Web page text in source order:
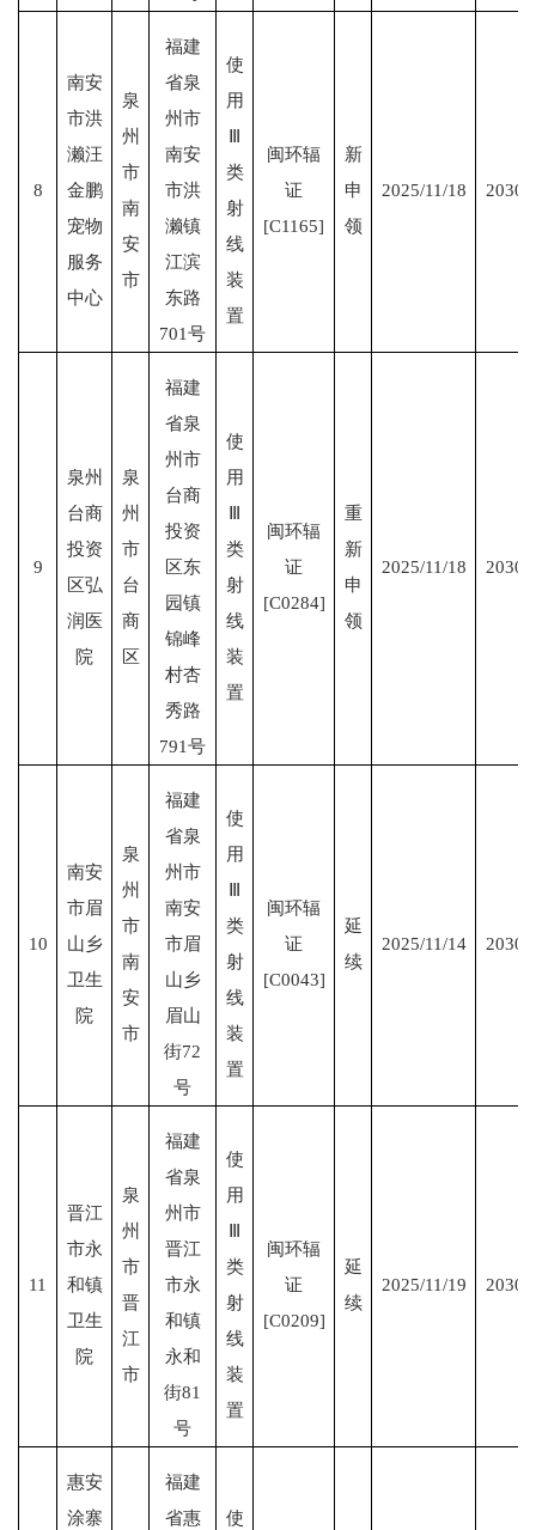
8
南安
市洪
濑汪
金鹏
宠物
服务
中心
泉
州
市
南
安
市
福建
省泉
州市
南安
市洪
濑镇
江滨
东路
701号
使
用
Ⅲ
类
射
线
装
置
闽环辐
证
[C1165]
新
申
领
2025/11/18 2030/
9
泉州
台商
投资
区弘
润医
院
泉
州
市
台
商
区
福建
省泉
州市
台商
投资
区东
园镇
锦峰
村杏
秀路
791号
使
用
Ⅲ
类
射
线
装
置
闽环辐
证
[C0284]
重
新
申
领
2025/11/18 2030/
10
南安
市眉
山乡
卫生
院
泉
州
市
南
安
市
福建
省泉
州市
南安
市眉
山乡
眉山
街72
号
使
用
Ⅲ
类
射
线
装
置
闽环辐
证
[C0043]
延
续
2025/11/14 2030/
11
晋江
市永
和镇
卫生
院
泉
州
市
晋
江
市
福建
省泉
州市
晋江
市永
和镇
永和
街81
号
使
用
Ⅲ
类
射
线
装
置
闽环辐
证
[C0209]
延
续
2025/11/19 2030/
惠安
涂寨
福建
省惠
使